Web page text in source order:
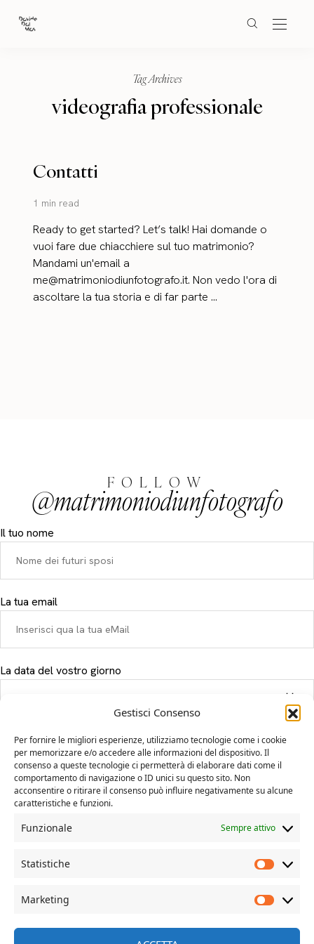
Gestisci Consenso
Per fornire le migliori esperienze, utilizziamo tecnologie come i cookie
per memorizzare e/o accedere alle informazioni del dispositivo. Il
consenso a queste tecnologie ci permetterà di elaborare dati come il
comportamento di navigazione o ID unici su questo sito. Non
acconsentire o ritirare il consenso può influire negativamente su alcune
caratteristiche e funzioni.
Funzionale Sempre attivo
Statistiche
Marketing
Tag Archives
videografia professionale
Contatti
1 min read
Ready to get started? Let’s talk! Hai domande o
vuoi fare due chiacchiere sul tuo matrimonio?
Mandami un'email a
me@matrimoniodiunfotografo.it. Non vedo l'ora di
ascoltare la tua storia e di far parte ...
FOLLOW
@matrimoniodiunfotografo
Il tuo nome
La tua email
La data del vostro giorno
Il tuo messaggio